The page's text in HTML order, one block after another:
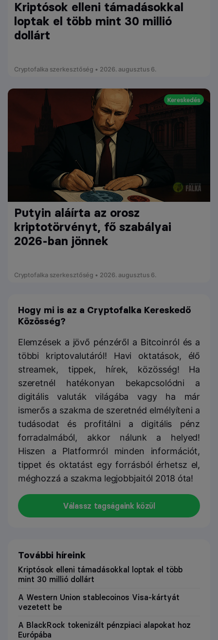
Kriptósok elleni támadásokkal
loptak el több mint 30 millió
dollárt
Cryptofalka szerkesztőség • 2026. augusztus 6.
Kereskedés
Putyin aláírta az orosz
kriptotörvényt, fő szabályai
2026-ban jönnek
Cryptofalka szerkesztőség • 2026. augusztus 6.
Hogy mi is az a Cryptofalka Kereskedő
Közösség?
Elemzések a jövő pénzéről a Bitcoinról és a
többi kriptovalutáról! Havi oktatások, élő
streamek, tippek, hírek, közösség! Ha
szeretnél hatékonyan bekapcsolódni a
digitális valuták világába vagy ha már
ismerős a szakma de szeretnéd elmélyíteni a
tudásodat és profitálni a digitális pénz
forradalmából, akkor nálunk a helyed!
Hiszen a Platformról minden információt,
tippet és oktatást egy forrásból érhetsz el,
méghozzá a szakma legjobbjaitól 2018 óta!
Válassz tagságaink közül
További híreink
Kriptósok elleni támadásokkal loptak el több
mint 30 millió dollárt
A Western Union stablecoinos Visa-kártyát
vezetett be
A BlackRock tokenizált pénzpiaci alapokat hoz
Európába